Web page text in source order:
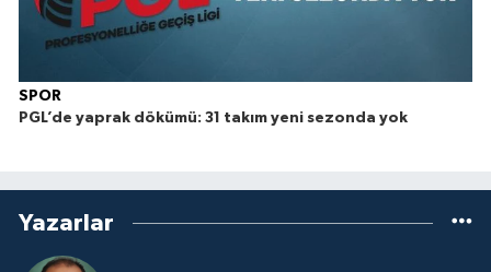
SPOR
PGL’de yaprak dökümü: 31 takım yeni sezonda yok
Yazarlar